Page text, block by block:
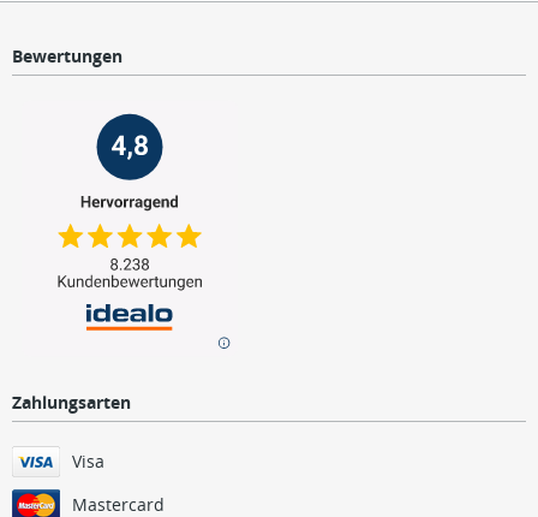
Bewertungen
Zahlungsarten
Visa
Mastercard